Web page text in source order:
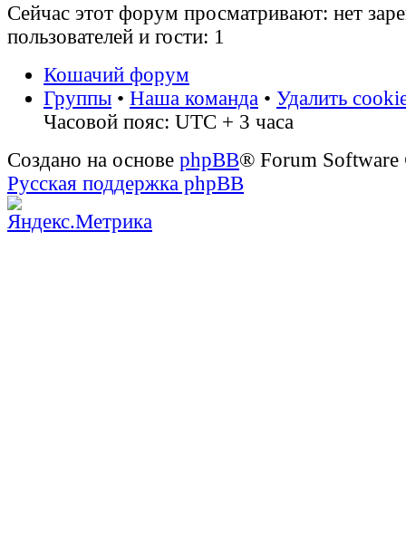
Сейчас этот форум просматривают: нет
пользователей и гости: 1
Кошачий форум
Группы • Наша команда • Удалить
Часовой пояс: UTC + 3 часа
Создано на основе phpBB® Forum
Русская поддержка phpBB